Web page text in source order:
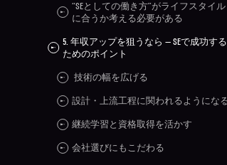
“SEとしての働き方”がライフスタイル
に合うか考える必要がある
5. 年収アップを狙うなら — SEで成功する
ためのポイント
技術の幅を広げる
設計・上流工程に関われるようにな
継続学習と資格取得を活かす
会社選びにもこだわる